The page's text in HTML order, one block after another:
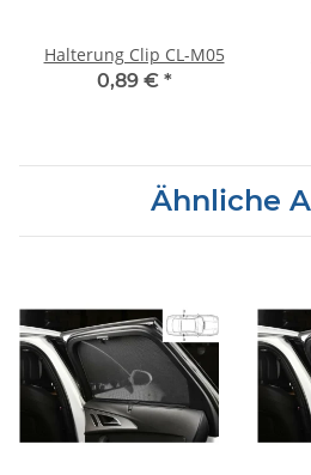
Halterung Clip CL-M05
0,89 € *
Ähnliche